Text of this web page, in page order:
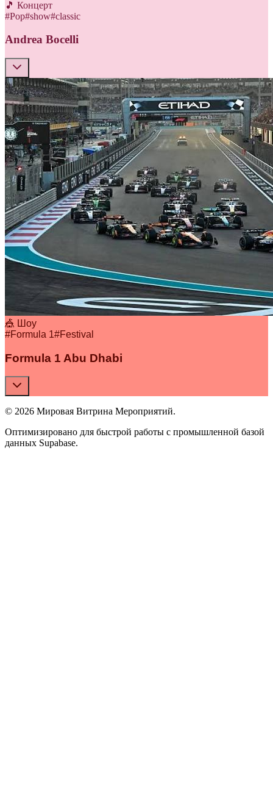
🎵 Концерт
#Pop#show#classic
Andrea Bocelli
🎪 Шоу
#Formula 1#Festival
Formula 1 Abu Dhabi
© 2026 Мировая Витрина Мероприятий.
Оптимизировано для быстрой работы с промышленной базой
данных Supabase.